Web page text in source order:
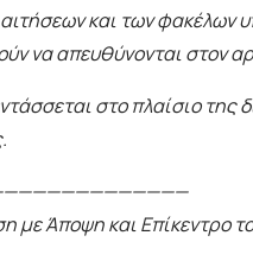
και των φακέλων
να απευθύνονται στον
στο πλαίσιο της
με Άποψη και Επίκεντρο